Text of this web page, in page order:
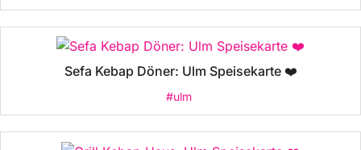
Sefa Kebap Döner: Ulm Speisekarte ❤️
#ulm